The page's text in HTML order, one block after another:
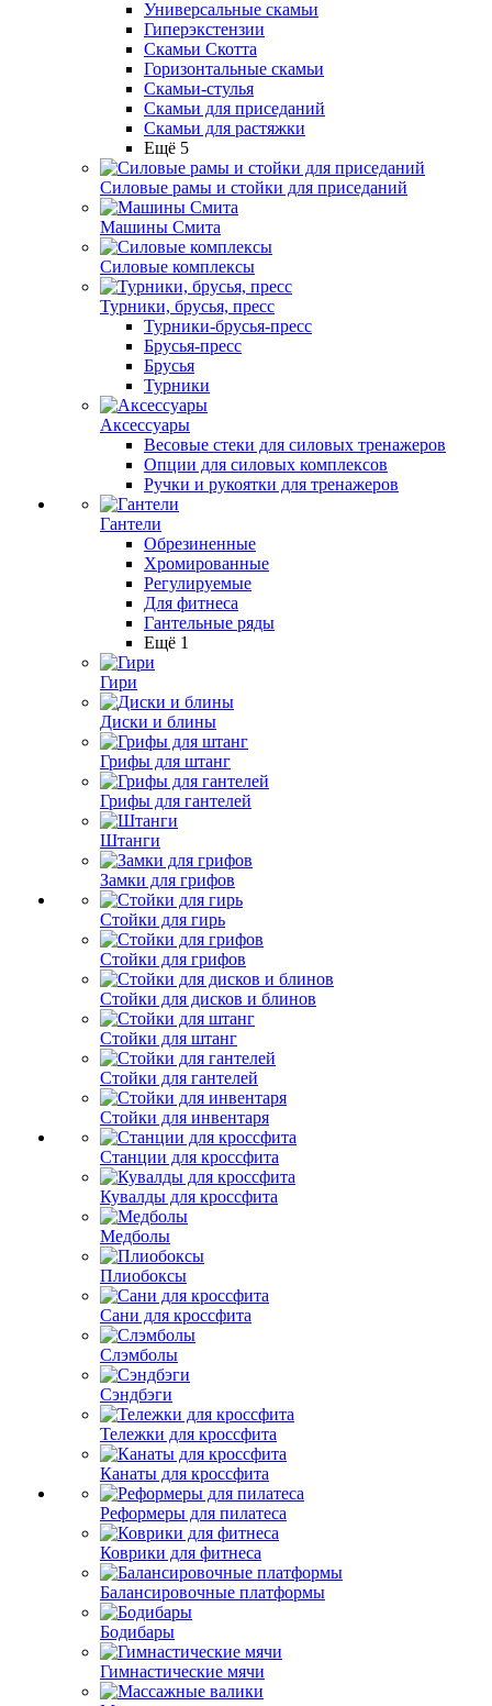
Универсальные скамьи
Гиперэкстензии
Скамьи Скотта
Горизонтальные скамьи
Скамьи-стулья
Скамьи для приседаний
Скамьи для растяжки
Ещё 5
Силовые рамы и стойки для приседаний
Машины Смита
Силовые комплексы
Турники, брусья, пресс
Турники-брусья-пресс
Брусья-пресс
Брусья
Турники
Аксессуары
Весовые стеки для силовых тренажеров
Опции для силовых комплексов
Ручки и рукоятки для тренажеров
Гантели
Обрезиненные
Хромированные
Регулируемые
Для фитнеса
Гантельные ряды
Ещё 1
Гири
Диски и блины
Грифы для штанг
Грифы для гантелей
Штанги
Замки для грифов
Стойки для гирь
Стойки для грифов
Стойки для дисков и блинов
Стойки для штанг
Стойки для гантелей
Стойки для инвентаря
Станции для кроссфита
Кувалды для кроссфита
Медболы
Плиобоксы
Сани для кроссфита
Слэмболы
Сэндбэги
Тележки для кроссфита
Канаты для кроссфита
Реформеры для пилатеса
Коврики для фитнеса
Балансировочные платформы
Бодибары
Гимнастические мячи